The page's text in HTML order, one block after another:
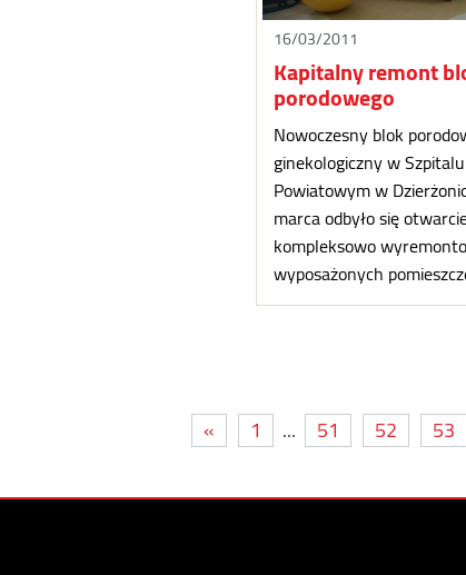
16/03/2011
Kapitalny remont
porodowego
Nowoczesny blok
ginekologiczny w Szpitalu
Powiatowym w
marca odbyło się
kompleksowo
wyposażonych
« 1 ... 51 52 53